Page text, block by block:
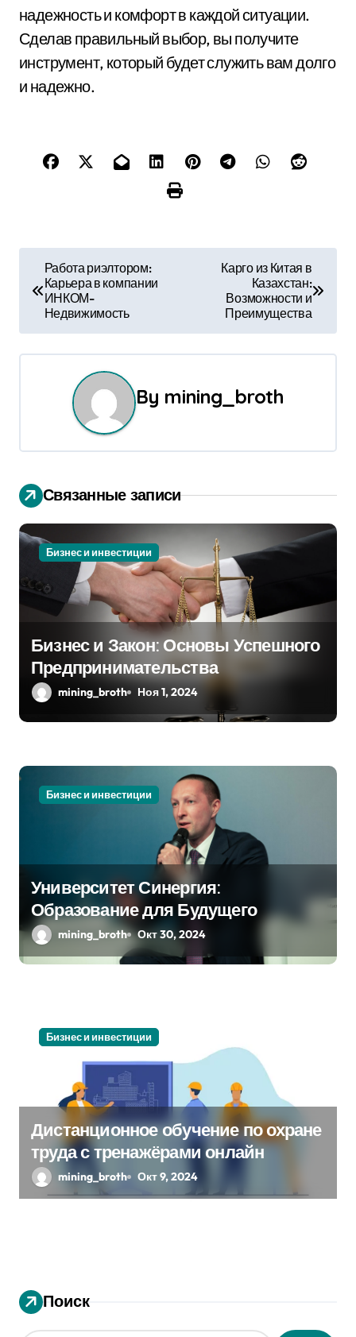
надежность и комфорт в каждой ситуации.
Сделав правильный выбор, вы получите
инструмент, который будет служить вам долго
и надежно.
в
и
ц
и
я
п
о
п
и
я
Работа риэлтором:
Карьера в компании
ИНКОМ-
Недвижимость
Карго из Китая в
Казахстан:
Возможности и
Преимущества
By mining_broth
Связанные записи
Бизнес и инвестиции
Бизнес и Закон: Основы Успешного
Предпринимательства
mining_broth Ноя 1, 2024
Бизнес и инвестиции
Университет Синергия:
Образование для Будущего
mining_broth Окт 30, 2024
Бизнес и инвестиции
Дистанционное обучение по охране
труда с тренажёрами онлайн
mining_broth Окт 9, 2024
Поиск